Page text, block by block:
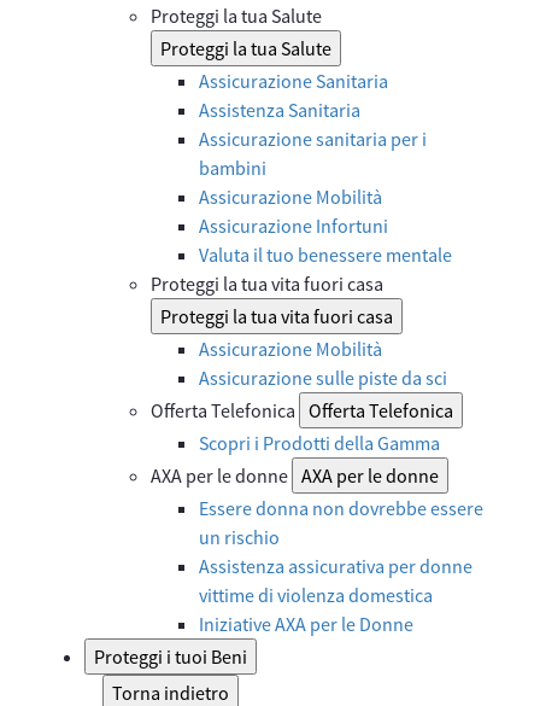
Proteggi la tua Salute
Proteggi la tua Salute
Assicurazione Sanitaria
Assistenza Sanitaria
Assicurazione sanitaria per i
bambini
Assicurazione Mobilità
Assicurazione Infortuni
Valuta il tuo benessere mentale
Proteggi la tua vita fuori casa
Proteggi la tua vita fuori casa
Assicurazione Mobilità
Assicurazione sulle piste da sci
Offerta Telefonica Offerta Telefonica
Scopri i Prodotti della Gamma
AXA per le donne AXA per le donne
Essere donna non dovrebbe essere
un rischio
Assistenza assicurativa per donne
vittime di violenza domestica
Iniziative AXA per le Donne
Proteggi i tuoi Beni
Torna indietro